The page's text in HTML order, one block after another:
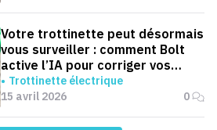
Votre trottinette peut désormais
vous surveiller : comment Bolt
active l’IA pour corriger vos
trajets
Trottinette électrique
15 avril 2026
0